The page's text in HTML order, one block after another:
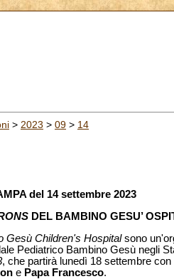
> 2023 > 09 > 14
del 14 settembre 2023
DEL BAMBINO GESU’
Gesù Children's Hospitalsono
Pediatrico Bambino Gesù negli
, che partirà lunedì 18 settembre
e Papa Francesco.